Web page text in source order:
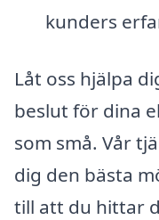
kunders
Låt oss hjälpa
beslut för dina
som små. Vår
dig den bästa
till att du hittar